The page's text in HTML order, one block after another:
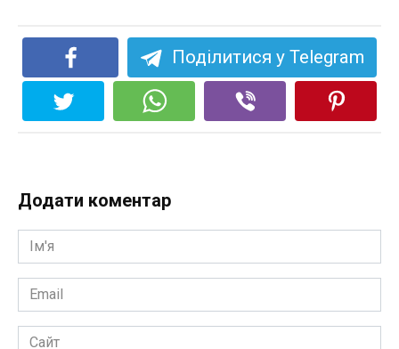
Поділитися у Telegram
Додати коментар
Ім'я
*
Email
*
Сайт